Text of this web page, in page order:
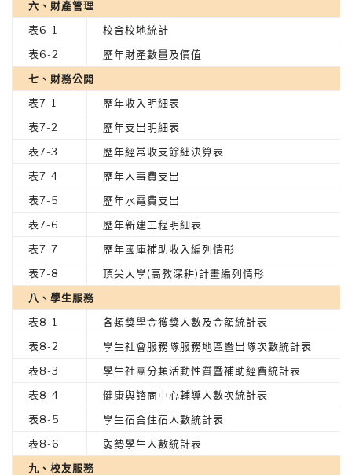
六、財產管理
表6-1
校舍校地統計
表6-2
歷年財產數量及價值
七、財務公開
表7-1
歷年收入明細表
表7-2
歷年支出明細表
表7-3
歷年經常收支餘絀決算表
表7-4
歷年人事費支出
表7-5
歷年水電費支出
表7-6
歷年新建工程明細表
表7-7
歷年國庫補助收入編列情形
表7-8
頂尖大學(高教深耕)計畫編列情形
八、學生服務
表8-1
各類獎學金獲獎人數及金額統計表
表8-2
學生社會服務隊服務地區暨出隊次數統計表
表8-3
學生社團分類活動性質暨補助經費統計表
表8-4
健康與諮商中心輔導人數次統計表
表8-5
學生宿舍住宿人數統計表
表8-6
弱勢學生人數統計表
九、校友服務